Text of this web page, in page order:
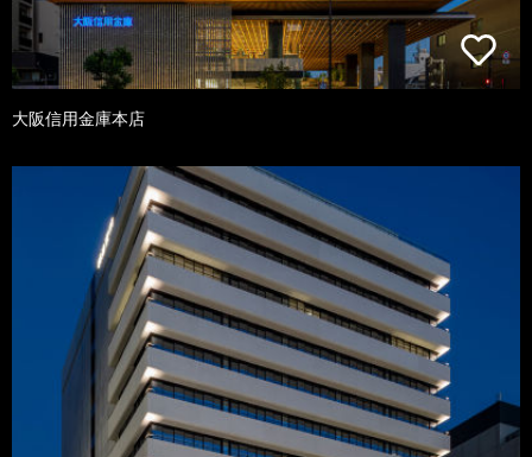
大阪信用金庫本店